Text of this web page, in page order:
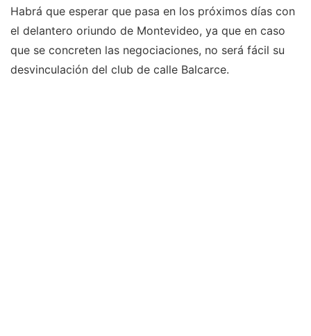
Habrá que esperar que pasa en los próximos días con
el delantero oriundo de Montevideo, ya que en caso
que se concreten las negociaciones, no será fácil su
desvinculación del club de calle Balcarce.